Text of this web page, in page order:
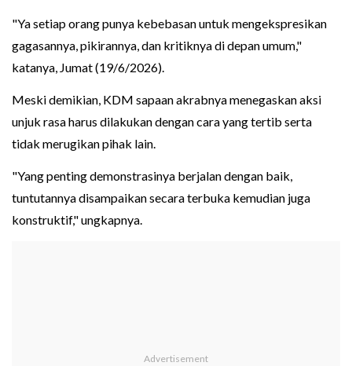
"Ya setiap orang punya kebebasan untuk mengekspresikan
gagasannya, pikirannya, dan kritiknya di depan umum,"
katanya, Jumat (19/6/2026).
Meski demikian, KDM sapaan akrabnya menegaskan aksi
unjuk rasa harus dilakukan dengan cara yang tertib serta
tidak merugikan pihak lain.
"Yang penting demonstrasinya berjalan dengan baik,
tuntutannya disampaikan secara terbuka kemudian juga
konstruktif," ungkapnya.